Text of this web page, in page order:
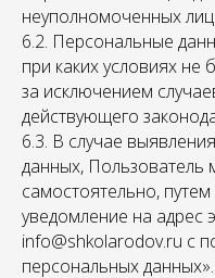
неуполномоченных лиц.
6.2. Персональные
при каких условиях не
за исключением
действующего
6.3. В случае
данных, Пользователь
самостоятельно,
уведомление на адрес
info@shkolarodov.ru с
персональных данных».
Сведения об образовательной
Основные данные:
Договор‑оферта об оказании
образовательных услуг
Образовательная программа
Политика в отношении
данных
Лицензия на осуществление
деятельности № Л035-01298-77/